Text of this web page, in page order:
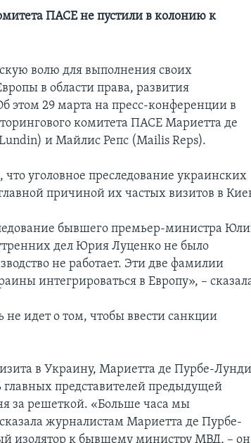
ПАСЕ не пустили в колонию к
волю для выполнения своих
в области права, развития
этом 29 марта на пресс-конференции в
комитета ПАСЕ Мариетта де
и Майлис Репс (Mailis Reps).
уголовное преследование украинских
причиной их частых визитов в
бывшего премьер-министра
дел Юрия Луценко не было
не работает. Эти две фамилии
интегрироваться в Европу», –
идет о том, чтобы ввести санкции
в Украину, Мариетта де Пурбе-
представителей предыдущей
за решеткой. «Больше часа мы
журналистам Мариетта де Пурбе-
изолятор к бывшему министру МВД, – он